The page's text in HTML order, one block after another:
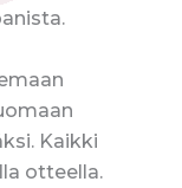
Kaikki
otteella.